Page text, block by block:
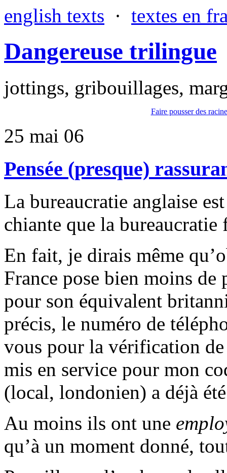
english texts · textes en
Dangereuse trilingue
jottings, gribouillages,
Faire pousser des
25 mai 06
Pensée (presque)
La bureaucratie anglaise
chiante que la bureaucratie
En fait, je dirais même
France pose bien moins de
pour son équivalent
précis, le numéro de
vous pour la vérification de
mis en service pour mon
(local, londonien) a déjà
Au moins ils ont une
qu’à un moment donné,